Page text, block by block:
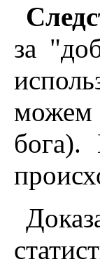
за
можем